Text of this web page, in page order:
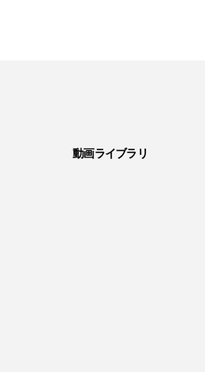
動画ライブラリ